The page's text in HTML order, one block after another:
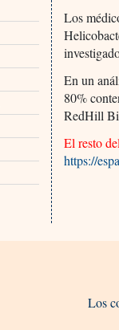
Los
En un
80%
RedHill
El resto
https://
Los